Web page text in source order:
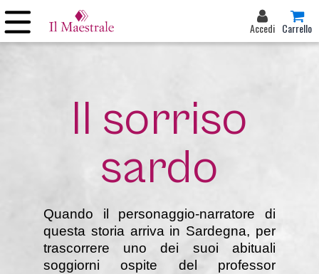
Accedi Carrello
Il sorriso
sardo
Quando il personaggio-narratore di
questa storia arriva in Sardegna, per
trascorrere uno dei suoi abituali
soggiorni ospite del professor